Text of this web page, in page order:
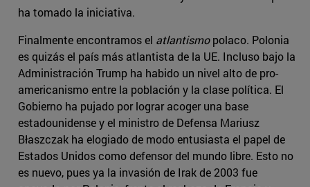
ha tomado la iniciativa.
Finalmente encontramos el atlantismopolaco. Polonia
es quizás el país más atlantista de la UE. Incluso bajo la
Administración Trump ha habido un nivel alto de pro-
americanismo entre la población y la clase política. El
Gobierno ha pujado por lograr acoger una base
estadounidense y el ministro de Defensa Mariusz
Błaszczak ha elogiado de modo entusiasta el papel de
Estados Unidos como defensor del mundo libre. Esto no
es nuevo, pues ya la invasión de Irak de 2003 fue